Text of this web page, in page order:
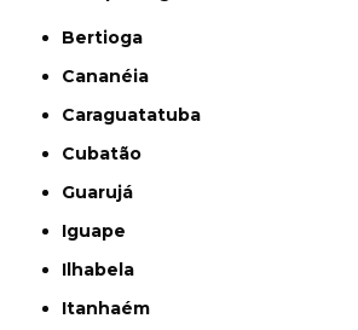
Bertioga
Cananéia
Caraguatatuba
Cubatão
Guarujá
Iguape
Ilhabela
Itanhaém